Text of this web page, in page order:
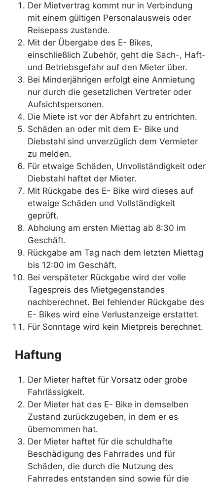
Der Mietvertrag kommt nur in Verbindung
mit einem gültigen Personalausweis oder
Reisepass zustande.
Mit der Übergabe des E- Bikes,
einschließlich Zubehör, geht die Sach-, Haft-
und Betriebsgefahr auf den Mieter über.
Bei Minderjährigen erfolgt eine Anmietung
nur durch die gesetzlichen Vertreter oder
Aufsichtspersonen.
Die Miete ist vor der Abfahrt zu entrichten.
Schäden an oder mit dem E- Bike und
Diebstahl sind unverzüglich dem Vermieter
zu melden.
Für etwaige Schäden, Unvollständigkeit oder
Diebstahl haftet der Mieter.
Mit Rückgabe des E- Bike wird dieses auf
etwaige Schäden und Vollständigkeit
geprüft.
Abholung am ersten Miettag ab 8:30 im
Geschäft.
Rückgabe am Tag nach dem letzten Miettag
bis 12:00 im Geschäft.
Bei verspäteter Rückgabe wird der volle
Tagespreis des Mietgegenstandes
nachberechnet. Bei fehlender Rückgabe des
E- Bikes wird eine Verlustanzeige erstattet.
Für Sonntage wird kein Mietpreis berechnet.
Haftung
Der Mieter haftet für Vorsatz oder grobe
Fahrlässigkeit.
Der Mieter hat das E- Bike in demselben
Zustand zurückzugeben, in dem er es
übernommen hat.
Der Mieter haftet für die schuldhafte
Beschädigung des Fahrrades und für
Schäden, die durch die Nutzung des
Fahrrades entstanden sind sowie für die